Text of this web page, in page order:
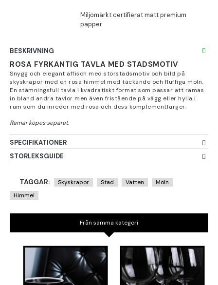
BESKRIVNING
ROSA FYRKANTIG TAVLA MED STADSMOTIV
Snygg och elegant affisch med storstadsmotiv och bild på
skyskrapor med en rosa himmel med täckande och fluffiga moln.
En stämningsfull tavla i kvadratiskt format som passar att ramas
in bland andra tavlor men även fristående på vägg eller hylla i
rum som du inreder med rosa och dess komplementfärger.
SPECIFIKATIONER
STORLEKSGUIDE
TAGGAR: Skyskrapor Stad Vatten
Moln
Himmel
Från samma kategori